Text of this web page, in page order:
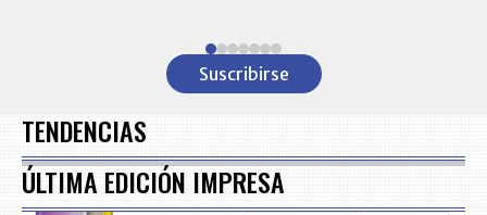
Suscribirse
TENDENCIAS
ÚLTIMA EDICIÓN IMPRESA